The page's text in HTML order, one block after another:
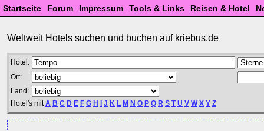
Startseite Forum Impressum Tools & Links Reisen & Hotel
Weltweit Hotels suchen und buchen auf kriebus.de
Hotel:
Ort:
Land:
Hotel's mitA B C D E F G H J K L M N O P Q R S T U V W X Y Z